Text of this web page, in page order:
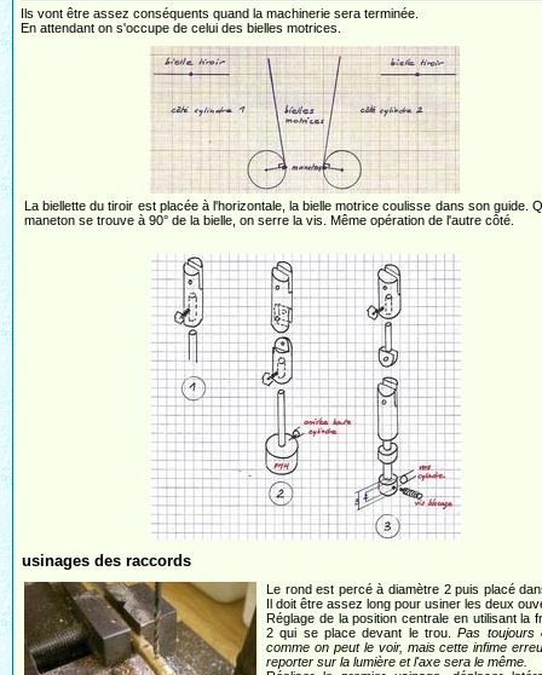
Ils vont être assez conséquents quand la machinerie sera terminée.
En attendant on s'occupe de celui des bielles motrices.
La biellette du tiroir est placée à l'horizontale, la bielle motrice coulisse dans son guide.
maneton se trouve à 90° de la bielle, on serre la vis. Même opération de l'autre côté.
usinages des raccords
Le rond est percé à diamètre 2 puis placé
Il doit être assez long pour usiner les deux
Réglage de la position centrale en utilisant la
2 qui se place devant le trou.Pas toujours
comme on peut le voir, mais cette infime
reporter sur la lumière et l'axe sera le même.